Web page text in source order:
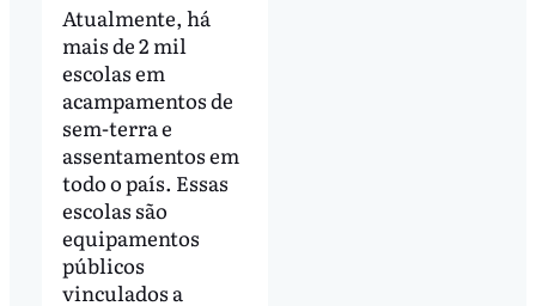
Atualmente, há
mais de 2 mil
escolas em
acampamentos de
sem-terra e
assentamentos em
todo o país. Essas
escolas são
equipamentos
públicos
vinculados a